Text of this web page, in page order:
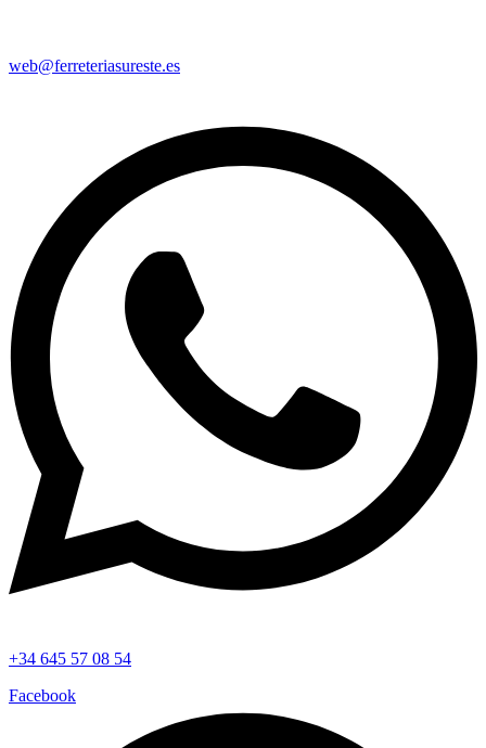
web@ferreteriasureste.es
+34 645 57 08 54
Facebook